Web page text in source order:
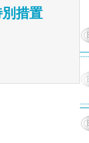
措置